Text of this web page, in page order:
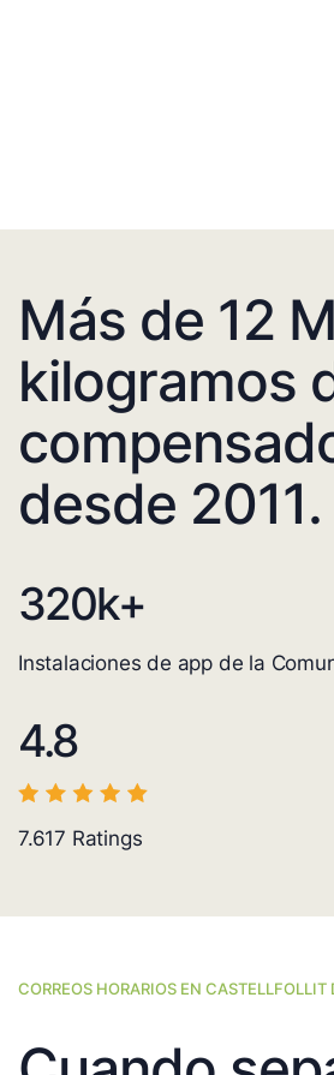
Más de 12
kilogramos
desde 2011.
320k+
Instalaciones de app de la
4.8
7.617 Ratings
CORREOS HORARIOS EN CASTELLFOLLIT